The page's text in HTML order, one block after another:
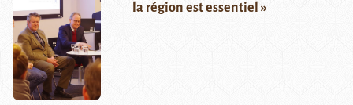
la région est essentiel »